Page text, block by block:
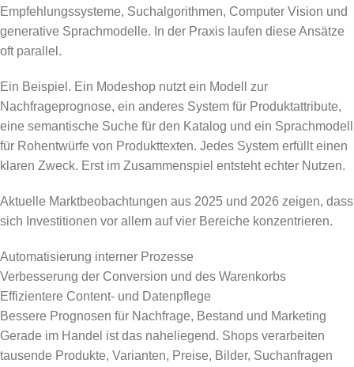
Empfehlungssysteme, Suchalgorithmen, Computer Vision und
generative Sprachmodelle. In der Praxis laufen diese Ansätze
oft parallel.
Ein Beispiel. Ein Modeshop nutzt ein Modell zur
Nachfrageprognose, ein anderes System für Produktattribute,
eine semantische Suche für den Katalog und ein Sprachmodell
für Rohentwürfe von Produkttexten. Jedes System erfüllt einen
klaren Zweck. Erst im Zusammenspiel entsteht echter Nutzen.
Aktuelle Marktbeobachtungen aus 2025 und 2026 zeigen, dass
sich Investitionen vor allem auf vier Bereiche konzentrieren.
Automatisierung interner Prozesse
Verbesserung der Conversion und des Warenkorbs
Effizientere Content- und Datenpflege
Bessere Prognosen für Nachfrage, Bestand und Marketing
Gerade im Handel ist das naheliegend. Shops verarbeiten
tausende Produkte, Varianten, Preise, Bilder, Suchanfragen